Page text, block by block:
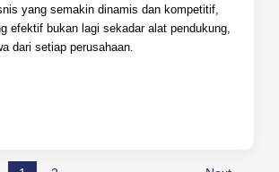
yang semakin dinamis dan kompetitif,
efektif bukan lagi sekadar alat pendukung,
dari setiap perusahaan.